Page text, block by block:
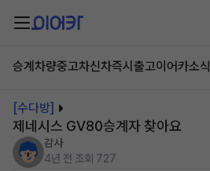
승계차량중고차신차즉시출고이어카소식
[수다방]
제네시스 GV80승계자 찾아요
감사
4년 전 조회 727